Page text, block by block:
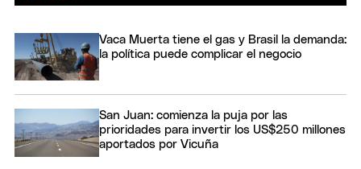
Vaca Muerta tiene el gas y Brasil la demanda:
la política puede complicar el negocio
San Juan: comienza la puja por las
prioridades para invertir los US$250 millones
aportados por Vicuña